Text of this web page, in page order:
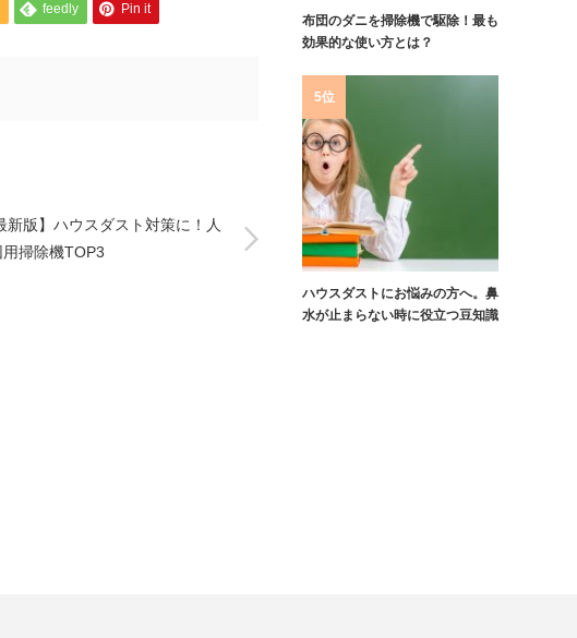
feedly Pin it
新版】ハウスダスト対策に！人
掃除機TOP3
布団のダニを掃除機で駆除！最も
効果的な使い方とは？
5位
ハウスダストにお悩みの方へ。鼻
水が止まらない時に役立つ豆知識